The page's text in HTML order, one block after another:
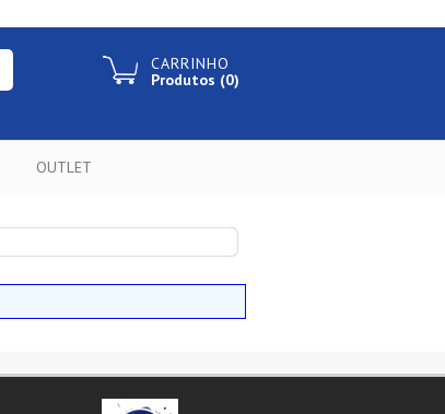
CARRINHO
Produtos (0)
OUTLET